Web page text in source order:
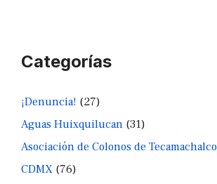
Categorías
¡Denuncia! (27)
Aguas Huixquilucan (31)
Asociación de Colonos de Tecamachalco
CDMX (76)